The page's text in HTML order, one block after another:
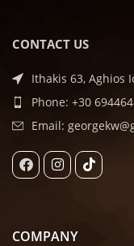
CONTACT US
Ithakis 63, Aghios
Phone: +30
Email:
COMPANY